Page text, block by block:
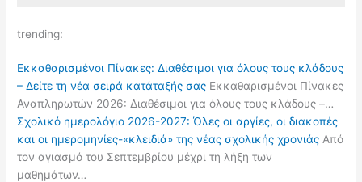
trending:
Εκκαθαρισμένοι Πίνακες: Διαθέσιμοι για όλους τους κλάδους
– Δείτε τη νέα σειρά κατάταξής σας Εκκαθαρισμένοι Πίνακες
Αναπληρωτών 2026: Διαθέσιμοι για όλους τους κλάδους –…
Σχολικό ημερολόγιο 2026-2027: Όλες οι αργίες, οι διακοπές
και οι ημερομηνίες-«κλειδιά» της νέας σχολικής χρονιάς Από
τον αγιασμό του Σεπτεμβρίου μέχρι τη λήξη των
μαθημάτων…